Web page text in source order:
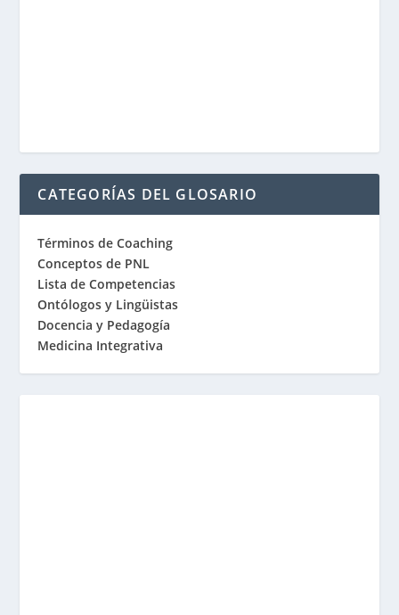
CATEGORÍAS DEL GLOSARIO
Términos de Coaching
Conceptos de PNL
Lista de Competencias
Ontólogos y Lingüistas
Docencia y Pedagogía
Medicina Integrativa